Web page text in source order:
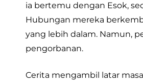
ia bertemu dengan Esok,
Hubungan mereka
yang lebih dalam. Namun,
pengorbanan.
Cerita mengambil latar